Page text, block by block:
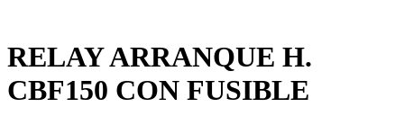
RELAY ARRANQUE H.
CBF150 CON FUSIBLE